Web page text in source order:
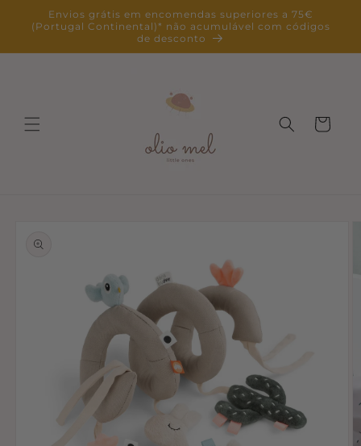
para o
conteúdo
Envios grátis em encomendas superiores a 75€
(Portugal Continental)* não acumulável com códigos
de desconto
Carrinho
informação